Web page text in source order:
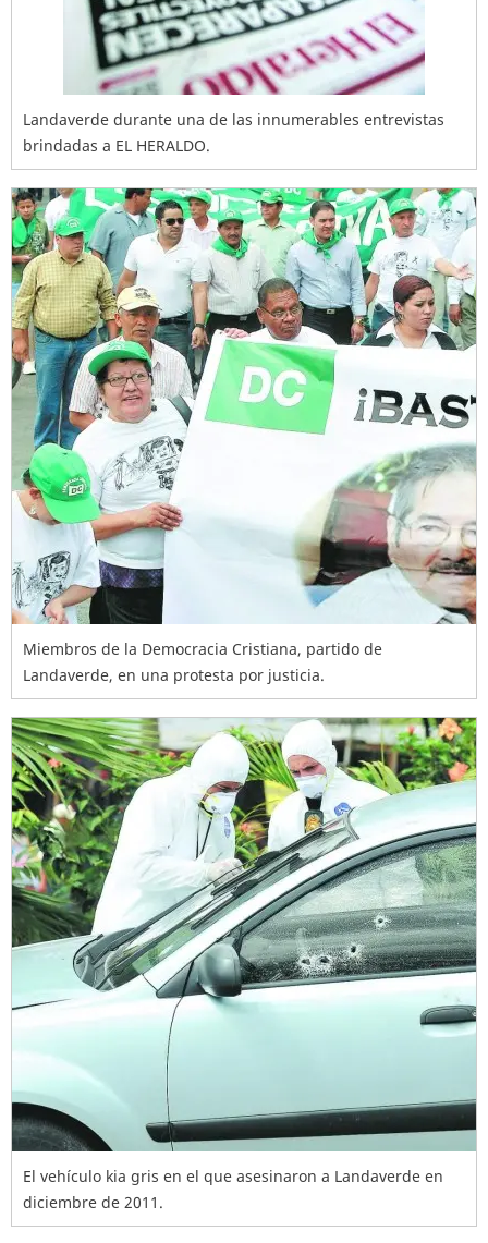
Landaverde durante una de las innumerables entrevistas
brindadas a EL HERALDO.
Miembros de la Democracia Cristiana, partido de
Landaverde, en una protesta por justicia.
El vehículo kia gris en el que asesinaron a Landaverde en
diciembre de 2011.